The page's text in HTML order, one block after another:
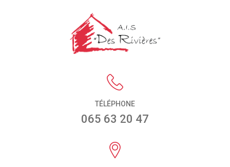
TÉLÉPHONE
065 63 20 47